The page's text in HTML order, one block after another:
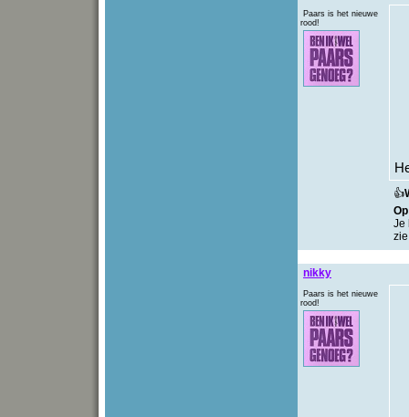
Paars is het nieuwe
rood!
👍
Je
nikky
Paars is het nieuwe
rood!